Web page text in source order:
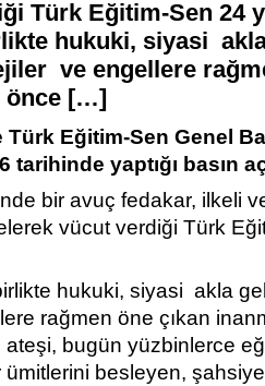
Türk Eğitim-Sen 24
hukuki, siyasi
ve engellere
önce […]
Eğitim-Sen Genel
yaptığı basın
bir avuç fedakar, ilkeli
vücut verdiği Türk
hukuki, siyasi akla
rağmen öne çıkan
ateşi, bugün yüzbinlerce
besleyen,